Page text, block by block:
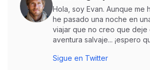
Hola, soy Evan. Aunque
he pasado una noche en
viajar que no creo que deje
aventura salvaje... ¡espero
Sigue en Twitter